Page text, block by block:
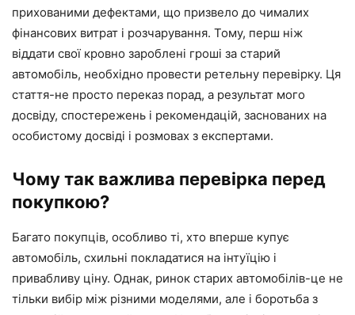
прихованими дефектами, що призвело до чималих
фінансових витрат і розчарування. Тому, перш ніж
віддати свої кровно зароблені гроші за старий
автомобіль, необхідно провести ретельну перевірку. Ця
стаття-не просто переказ порад, а результат мого
досвіду, спостережень і рекомендацій, заснованих на
особистому досвіді і розмовах з експертами.
Чому так важлива перевірка перед
покупкою?
Багато покупців, особливо ті, хто вперше купує
автомобіль, схильні покладатися на інтуїцію і
привабливу ціну. Однак, ринок старих автомобілів-це не
тільки вибір між різними моделями, але і боротьба з